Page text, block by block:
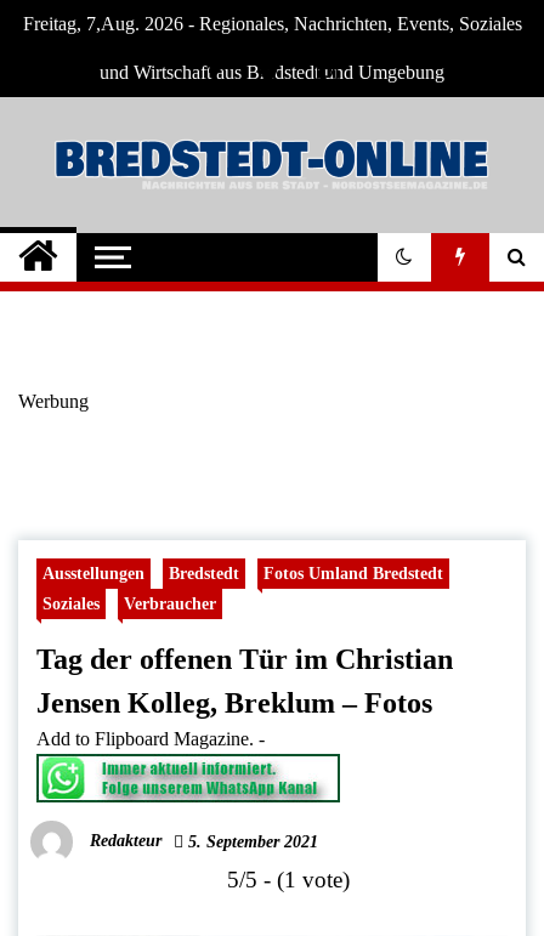
Skip
Freitag, 7,Aug. 2026 - Regionales, Nachrichten, Events, Soziales
und Wirtschaft aus Bredstedt und Umgebung
Bredstedt Online
Neuigkeiten und Nachrichten aus Bredstedt
und Umgebung
Werbung
Ausstellungen Bredstedt
Fotos Umland Bredstedt
Soziales
Verbraucher
Tag der offenen Tür im Christian
Jensen Kolleg, Breklum – Fotos
Add to Flipboard Magazine. -
Redakteur 5. September 2021
5/5 - (1 vote)